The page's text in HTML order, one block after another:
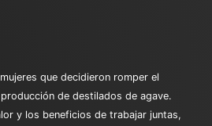
que decidieron romper el
de destilados de agave.
y los beneficios de trabajar juntas,